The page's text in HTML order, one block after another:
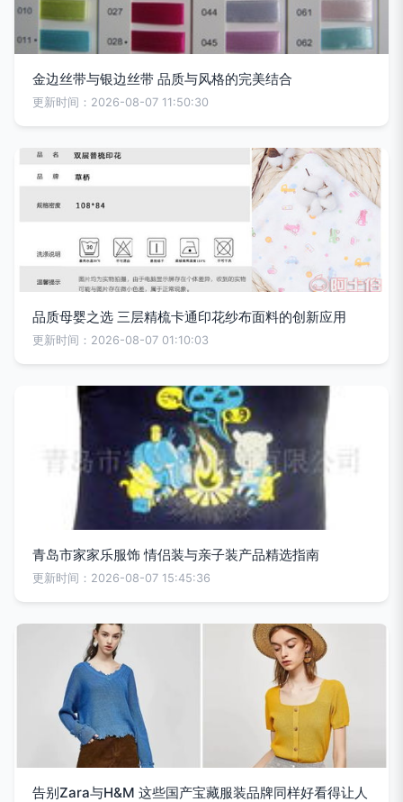
金边丝带与银边丝带 品质与风格的完美结合
更新时间：2026-08-07 11:50:30
品质母婴之选 三层精梳卡通印花纱布面料的创新应用
更新时间：2026-08-07 01:10:03
青岛市家家乐服饰 情侣装与亲子装产品精选指南
更新时间：2026-08-07 15:45:36
告别Zara与H&M 这些国产宝藏服装品牌同样好看得让人